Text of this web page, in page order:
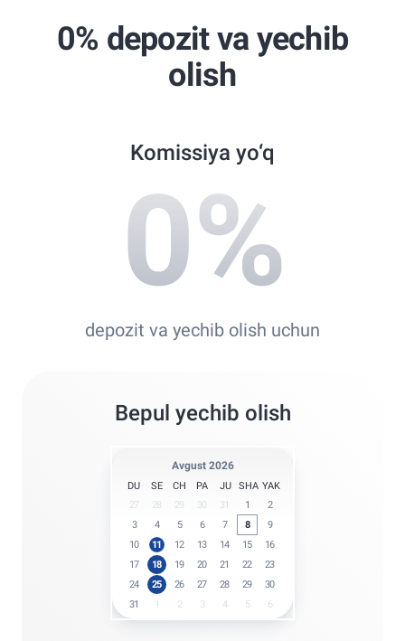
Best Copy Trading Platform
Global Brands Magazine Awards 2023
0% depozit va yechib
olish
Komissiya yo‘q
0%
depozit va yechib olish uchun
Bepul yechib olish
Avgust 2026
DU SE CH PA JU SHA YAK
27
28 29 30 31 1
2
3
4 5 6 7 8
9
10
11 12 13 14 15
16
17
18 19 20 21 22
23
24
25 26 27 28 29
30
31
1 2 3 4 5 6